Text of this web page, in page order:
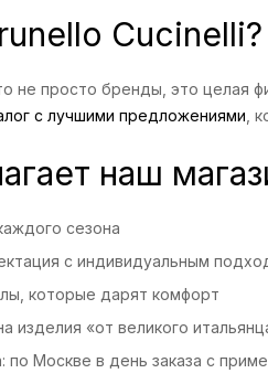
Cucinelli?
не просто бренды, это целая
с лучшими предложениями ,
наш
сезона
с индивидуальным
которые дарят комфорт
изделия «от великого
по Москве в день заказа с